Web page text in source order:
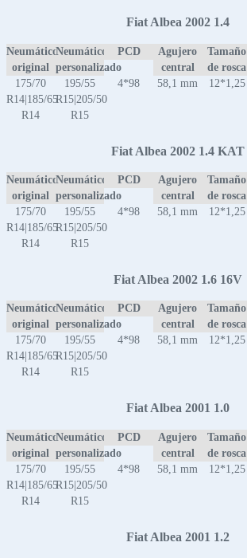
Fiat Albea 2002 1.4
Neumático
original
Neumático
personalizado
PCD
Agujero
central
Tamaño
de rosca
175/70
R14|185/65
R14
195/55
R15|205/50
R15
4*98 58,1 mm 12*1,25
Fiat Albea 2002 1.4 KAT
Neumático
original
Neumático
personalizado
PCD
Agujero
central
Tamaño
de rosca
175/70
R14|185/65
R14
195/55
R15|205/50
R15
4*98 58,1 mm 12*1,25
Fiat Albea 2002 1.6 16V
Neumático
original
Neumático
personalizado
PCD
Agujero
central
Tamaño
de rosca
175/70
R14|185/65
R14
195/55
R15|205/50
R15
4*98 58,1 mm 12*1,25
Fiat Albea 2001 1.0
Neumático
original
Neumático
personalizado
PCD
Agujero
central
Tamaño
de rosca
175/70
R14|185/65
R14
195/55
R15|205/50
R15
4*98 58,1 mm 12*1,25
Fiat Albea 2001 1.2